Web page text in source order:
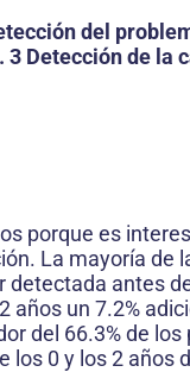
del
3 Detección de la
porque es
La mayoría de
detectada antes
años un 7.2%
del 66.3% de los
los 0 y los 2 años